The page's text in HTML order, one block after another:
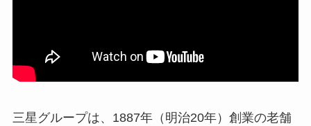
三星グループは、1887年（明治20年）創業の老舗